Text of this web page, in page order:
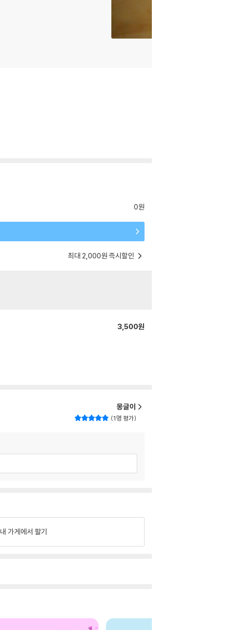
0원
최대 2,000원 즉시할인
3,500원
몽글이
1명 평가
내 가게에서 팔기